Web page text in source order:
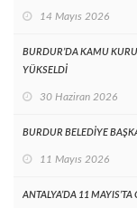
14 Mayıs 2026
BURDUR’DA KAMU
YÜKSELDİ
30 Haziran 2026
BURDUR BELEDİYE
11 Mayıs 2026
ANTALYA’DA 11